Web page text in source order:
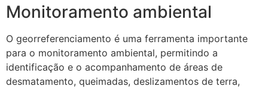
Monitoramento ambiental
O georreferenciamento é uma ferramenta importante
para o monitoramento ambiental, permitindo a
identificação e o acompanhamento de áreas de
desmatamento, queimadas, deslizamentos de terra,